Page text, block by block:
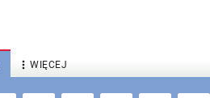
 WIĘCEJ